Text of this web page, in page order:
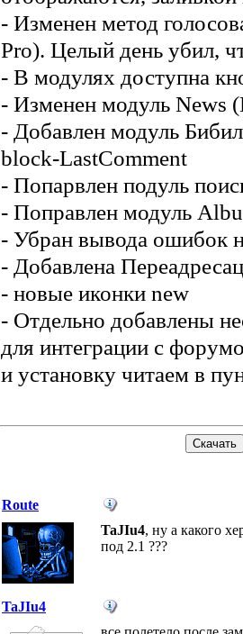
- Изменен метод
Pro). Целый день убил,
- В модулях доступна
- Изменен модуль News
- Добавлен модуль
block-LastComment
- Попарвлен подуль
- Поправлен модуль
- Убран вывода ошибок
- Добавлена
- новые иконки new
- Отдельно добавлены
для интеграции с
и установку читаем в
Route
TaJIu4, ну а какого
под 2.1 ???
TaJIu4